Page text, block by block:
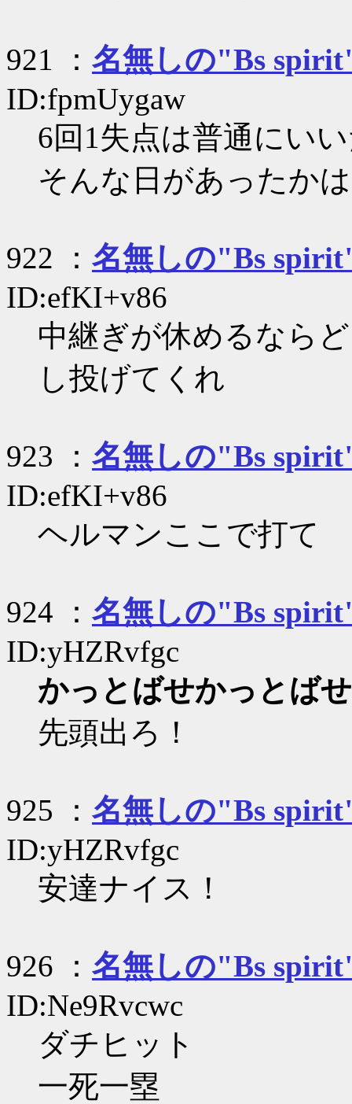
921 ： 名無しの"Bs
ID:fpmUygaw
6回1失点は普通にい
そんな日があったか
922 ： 名無しの"Bs
ID:efKI+v86
中継ぎが休めるなら
し投げてくれ
923 ： 名無しの"Bs
ID:efKI+v86
ヘルマンここで打て
924 ： 名無しの"Bs
ID:yHZRvfgc
かっとばせかっとばせ
先頭出ろ！
925 ： 名無しの"Bs
ID:yHZRvfgc
安達ナイス！
926 ： 名無しの"Bs
ID:Ne9Rvcwc
ダチヒット
一死一塁